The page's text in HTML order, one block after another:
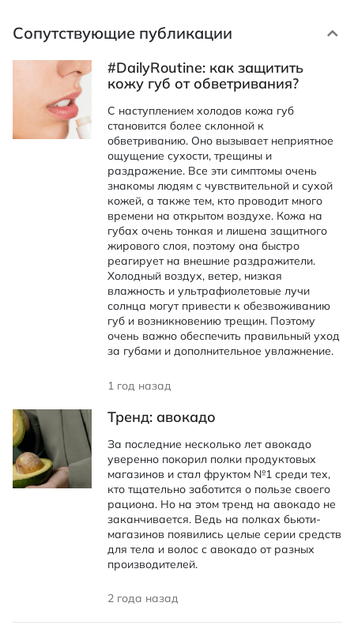
Сопутствующие публикации
#DailyRoutine: как защитить
кожу губ от обветривания?
С наступлением холодов кожа губ
становится более склонной к
обветриванию. Оно вызывает неприятное
ощущение сухости, трещины и
раздражение. Все эти симптомы очень
знакомы людям с чувствительной и сухой
кожей, а также тем, кто проводит много
времени на открытом воздухе. Кожа на
губах очень тонкая и лишена защитного
жирового слоя, поэтому она быстро
реагирует на внешние раздражители.
Холодный воздух, ветер, низкая
влажность и ультрафиолетовые лучи
солнца могут привести к обезвоживанию
губ и возникновению трещин. Поэтому
очень важно обеспечить правильный уход
за губами и дополнительное увлажнение.
1 год назад
Тренд: авокадо
За последние несколько лет авокадо
уверенно покорил полки продуктовых
магазинов и стал фруктом №1 среди тех,
кто тщательно заботится о пользе своего
рациона. Но на этом тренд на авокадо не
заканчивается. Ведь на полках бьюти-
магазинов появились целые серии средств
для тела и волос с авокадо от разных
производителей.
2 года назад